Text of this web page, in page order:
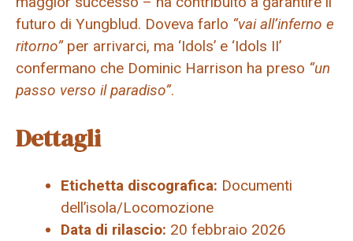
futuro di Yungblud. Doveva farlo “vai all’inferno e
ritorno”per arrivarci, ma ‘Idols’ e ‘Idols II’
confermano che Dominic Harrison ha preso “un
passo verso il paradiso”.
Dettagli
Etichetta discografica: Documenti
dell’isola/Locomozione
Data di rilascio: 20 febbraio 2026